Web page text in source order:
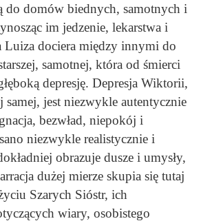
do domów biednych, samotnych i
im jedzenie, lekarstwa i
Luiza dociera między innymi do
samotnej, która od śmierci
depresję. Depresja Wiktorii,
jest niezwykle autentycznie
bezwład, niepokój i
niezwykle realistycznie i
obrazuje dusze i umysły,
dużej mierze skupia się tutaj
Szarych Sióstr, ich
wiary, osobistego